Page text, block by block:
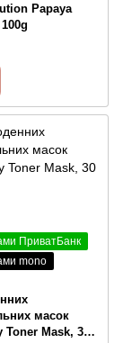
Papaya
ПриватБанк
mono
масок
Toner Mask, 30